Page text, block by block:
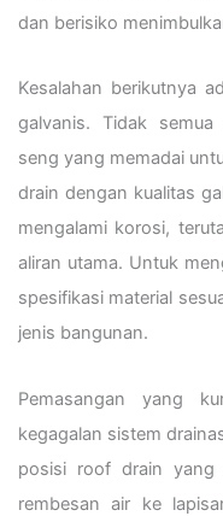
dan berisiko
Kesalahan berikutnya
galvanis. Tidak
seng yang memadai
drain dengan kualitas
mengalami korosi,
aliran utama. Untuk
spesifikasi material
jenis bangunan.
Pemasangan yang
kegagalan sistem
posisi roof drain yang
rembesan air ke